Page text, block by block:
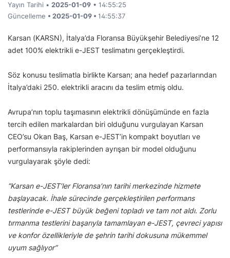
Yayın Tarihi • 2025-01-09 • 14:55:25
Güncelleme • 2025-01-09 • 14:55:37
Karsan (KARSN), İtalya’da Floransa Büyükşehir Belediyesi’ne 12
adet 100% elektrikli e-JEST teslimatını gerçekleştirdi.
Söz konusu teslimatla birlikte Karsan; ana hedef pazarlarından
İtalya’daki 250. elektrikli aracını da teslim etmiş oldu.
Avrupa’nın toplu taşımasının elektrikli dönüşümünde en fazla
tercih edilen markalardan biri olduğunu vurgulayan Karsan
CEO’su Okan Baş, Karsan e-JEST’in kompakt boyutları ve
performansıyla rakiplerinden ayrışan bir model olduğunu
vurgulayarak şöyle dedi:
“Karsan e-JEST’ler Floransa’nın tarihi merkezinde hizmete
başlayacak. İhale sürecinde gerçekleştirilen performans
testlerinde e-JEST büyük beğeni topladı ve tam not aldı. Zorlu
tırmanma testlerini başarıyla tamamlayan e-JEST, çevreci yapısı
ve konfor özellikleriyle de şehrin tarihi dokusuna mükemmel
uyum sağlıyor”